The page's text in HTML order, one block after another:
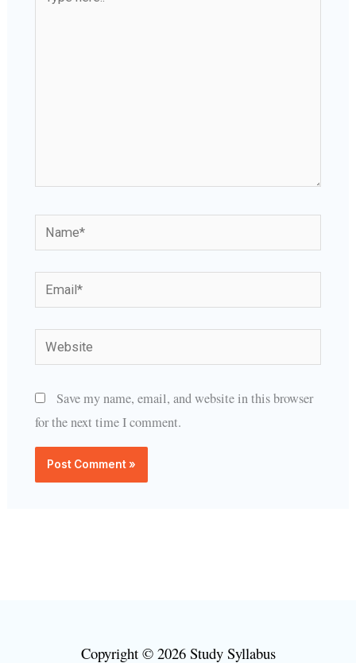
here..
Name*
Email*
Website
Save my name, email, and website in this browser
for the next time I comment.
Copyright © 2026 Study Syllabus